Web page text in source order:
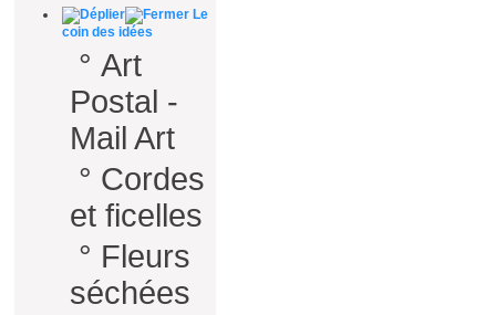
Le
coin des idées
° Art
Postal -
Mail Art
° Cordes
et ficelles
° Fleurs
séchées